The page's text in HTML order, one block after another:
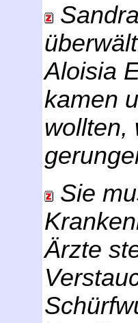
Aloisia
kamen
wollten,
Sie
Ärzte